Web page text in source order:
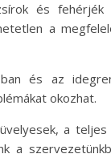
és fehérjék
a
és az
okozhat.
a teljes
a